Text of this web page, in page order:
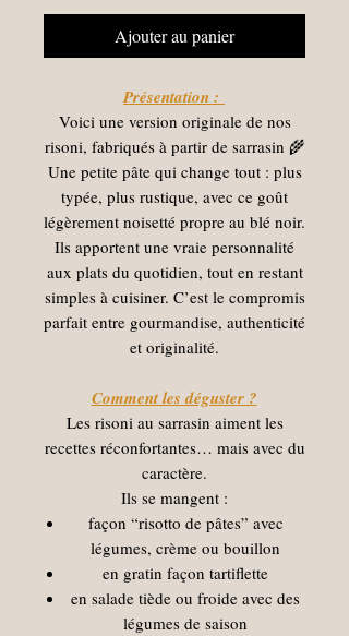
Ajouter au panier
Présentation :
Voici une version originale de nos
risoni, fabriqués à partir de sarrasin 🌾
Une petite pâte qui change tout : plus
typée, plus rustique, avec ce goût
légèrement noisetté propre au blé noir.
Ils apportent une vraie personnalité
aux plats du quotidien, tout en restant
simples à cuisiner. C’est le compromis
parfait entre gourmandise, authenticité
et originalité.
Comment les déguster ?
Les risoni au sarrasin aiment les
recettes réconfortantes… mais avec du
caractère.
Ils se mangent :
façon “risotto de pâtes” avec
légumes, crème ou bouillon
en gratin façon tartiflette
en salade tiède ou froide avec des
légumes de saison